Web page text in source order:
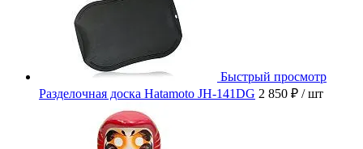
Быстрый просмотр
Разделочная доска Hatamoto JH-141DG 2 850 ₽ / шт